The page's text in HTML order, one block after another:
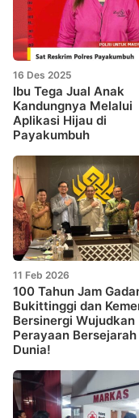
16 Des 2025
Ibu Tega Jual Anak
Kandungnya Melalui
Aplikasi Hijau di
Payakumbuh
11 Feb 2026
100 Tahun Jam
Bukittinggi dan
Bersinergi Wujudkan
Perayaan
Dunia!